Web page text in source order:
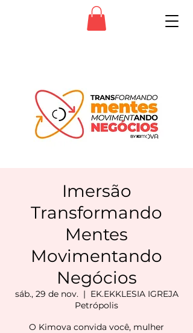
Imersão
Transformando
Mentes
Movimentando
Negócios
sáb., 29 de nov.
  |
EK.EKKLESIA IGREJA
Petrópolis
O Kimova convida você, mulher